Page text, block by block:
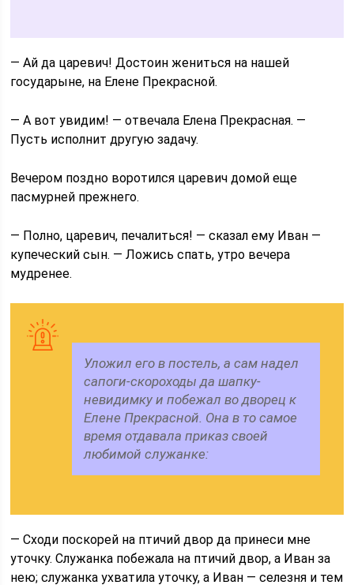
— Ай да царевич! Достоин жениться на нашей
государыне, на Елене Прекрасной.
— А вот увидим! — отвечала Елена Прекрасная. —
Пусть исполнит другую задачу.
Вечером поздно воротился царевич домой еще
пасмурней прежнего.
— Полно, царевич, печалиться! — сказал ему Иван —
купеческий сын. — Ложись спать, утро вечера
мудренее.
Уложил его в постель, а сам надел
сапоги-скороходы да шапку-
невидимку и побежал во дворец к
Елене Прекрасной. Она в то самое
время отдавала приказ своей
любимой служанке:
— Сходи поскорей на птичий двор да принеси мне
уточку. Служанка побежала на птичий двор, а Иван за
нею; служанка ухватила уточку, а Иван — селезня и тем